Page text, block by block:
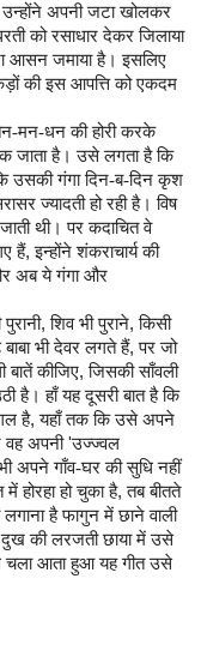
अपनी जटा खोलकर
को रसाधार देकर जिलाया
आसन जमाया है। इसलिए
की इस आपत्ति को एकदम
मन-धन की होरी करके
जाता है। उसे लगता है कि
उसकी गंगा दिन-ब-दिन कृश
ज्‍यादती हो रही है। विष
थी। पर कदाचित वे
हैं,इन्‍होंने शंकराचार्य की
अब ये गंगा और
,शिव भी पुराने,किसी
भी देवर लगते हैं,पर जो
बातें कीजिए,जिसकी साँवली
है। हाँ यह दूसरी बात है कि
है,यहाँ तक कि उसे अपने
वह अपनी'उज्‍ज्‍वल
अपने गाँव-घर की सुधि नहीं
होरहा हो चुका है,तब बीतते
है फागुन में छाने वाली
दुख की लरजती छाया में उसे
आता हुआ यह गीत उसे